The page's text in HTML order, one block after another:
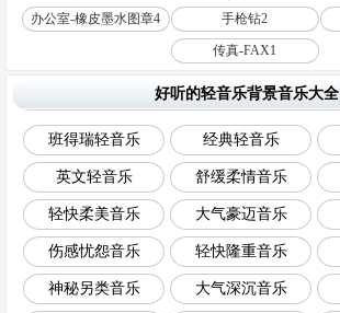
办公室-橡皮墨水图章4 手枪钻2
传真-FAX1
好听的轻音乐背景音乐大全
班得瑞轻音乐 经典轻音乐
英文轻音乐 舒缓柔情音乐
轻快柔美音乐 大气豪迈音乐
伤感忧怨音乐 轻快隆重音乐
神秘另类音乐 大气深沉音乐